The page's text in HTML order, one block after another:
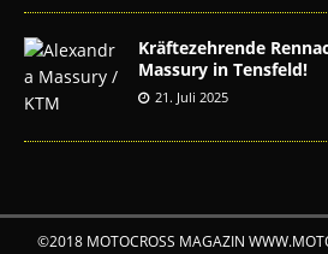
Kräftezehrende
Massury in Tensfeld!
21. Juli 2025
©2018 MOTOCROSS MAGAZIN